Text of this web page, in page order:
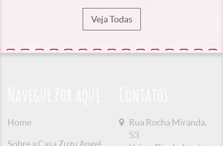
Veja Todas
Home
Rua Rocha Miranda,
53